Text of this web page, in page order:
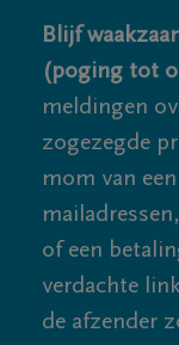
Blijf
(poging tot
meldingen
zogezegde
mom van
of een
verdachte
de afzender